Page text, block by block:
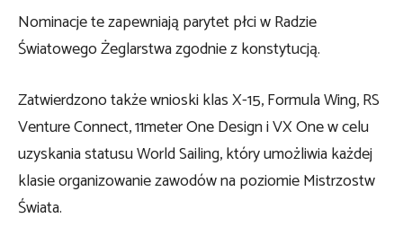
Nominacje te zapewniają parytet płci w Radzie
Światowego Żeglarstwa zgodnie z konstytucją.
Zatwierdzono także wnioski klas X-15, Formula Wing, RS
Venture Connect, 11meter One Design i VX One w celu
uzyskania statusu World Sailing, który umożliwia każdej
klasie organizowanie zawodów na poziomie Mistrzostw
Świata.